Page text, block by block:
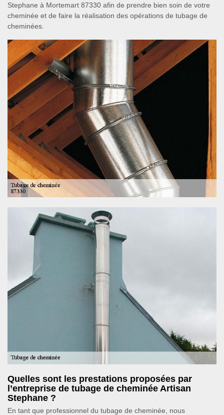
Stephane à Mortemart 87330 afin de prendre bien soin de votre
cheminée et de faire la réalisation des opérations de tubage de
cheminées.
Quelles sont les prestations proposées par
l’entreprise de tubage de cheminée Artisan
Stephane ?
En tant que professionnel du tubage de cheminée, nous